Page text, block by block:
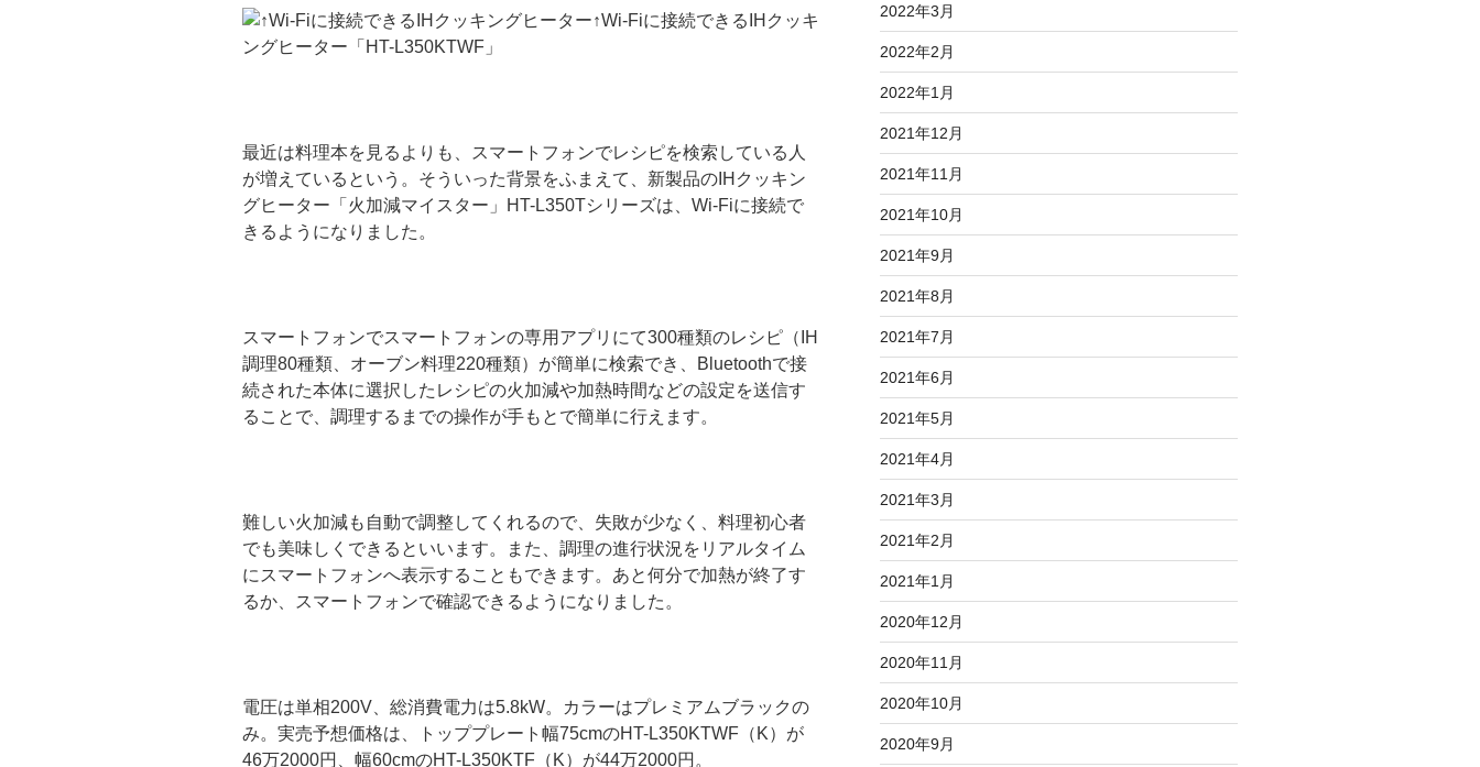
↑Wi-Fiに接続できるIHクッキ
ングヒーター「HT-L350KTWF」
最近は料理本を見るよりも、スマートフォンでレシピを検索している人
が増えているという。そういった背景をふまえて、新製品のIHクッキン
グヒーター「火加減マイスター」HT-L350Tシリーズは、Wi-Fiに接続で
きるようになりました。
スマートフォンでスマートフォンの専用アプリにて300種類のレシピ（IH
調理80種類、オーブン料理220種類）が簡単に検索でき、Bluetoothで接
続された本体に選択したレシピの火加減や加熱時間などの設定を送信す
ることで、調理するまでの操作が手もとで簡単に行えます。
難しい火加減も自動で調整してくれるので、失敗が少なく、料理初心者
でも美味しくできるといいます。また、調理の進行状況をリアルタイム
にスマートフォンへ表示することもできます。あと何分で加熱が終了す
るか、スマートフォンで確認できるようになりました。
電圧は単相200V、総消費電力は5.8kW。カラーはプレミアムブラックの
み。実売予想価格は、トッププレート幅75cmのHT-L350KTWF（K）が
46万2000円、幅60cmのHT-L350KTF（K）が44万2000円。
2022年3月
2022年2月
2022年1月
2021年12月
2021年11月
2021年10月
2021年9月
2021年8月
2021年7月
2021年6月
2021年5月
2021年4月
2021年3月
2021年2月
2021年1月
2020年12月
2020年11月
2020年10月
2020年9月